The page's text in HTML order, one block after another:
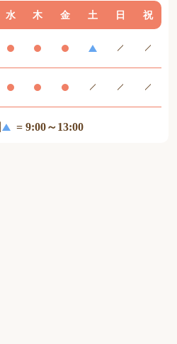
水 木 金 土 日 祝
= 9:00～13:00